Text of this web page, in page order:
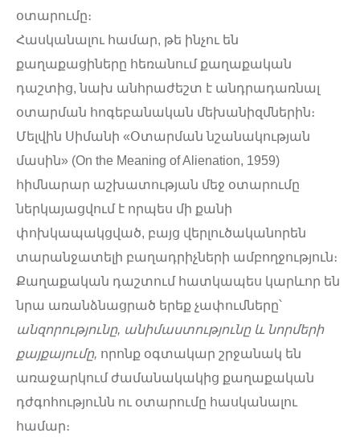
օտարումը։
Հասկանալու համար, թե ինչու են
քաղաքացիները հեռանում քաղաքական
դաշտից, նախ անհրաժեշտ է անդրադառնալ
օտարման հոգեբանական մեխանիզմներին։
Մելվին Սիմանի «Օտարման նշանակության
մասին» (On the Meaning of Alienation, 1959)
հիմնարար աշխատության մեջ օտարումը
ներկայացվում է որպես մի քանի
փոխկապակցված, բայց վերլուծականորեն
տարանջատելի բաղադրիչների ամբողջություն։
Քաղաքական դաշտում հատկապես կարևոր են
նրա առանձնացրած երեք չափումները՝
անզորությունը, անիմաստությունը և նորմերի
քայքայումը, որոնք օգտակար շրջանակ են
առաջարկում ժամանակակից քաղաքական
դժգոհությունն ու օտարումը հասկանալու
համար։